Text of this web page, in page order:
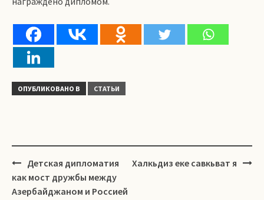
ОПУБЛИКОВАНО В СТАТЬИ
Навигация
Детская дипломатия
как мост дружбы между
Азербайджаном и Россией
Халкьдиз еке савкьват я